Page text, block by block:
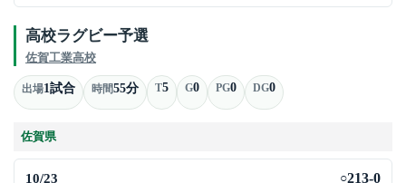
高校ラグビー予選
佐賀工業高校
出場1試合 時間55分 T5 G0 PG0 DG0
佐賀県
10/23 ○213-0